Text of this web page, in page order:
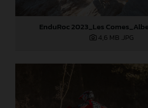
EnduRoc 2023_Les
4,6 MB .JPG